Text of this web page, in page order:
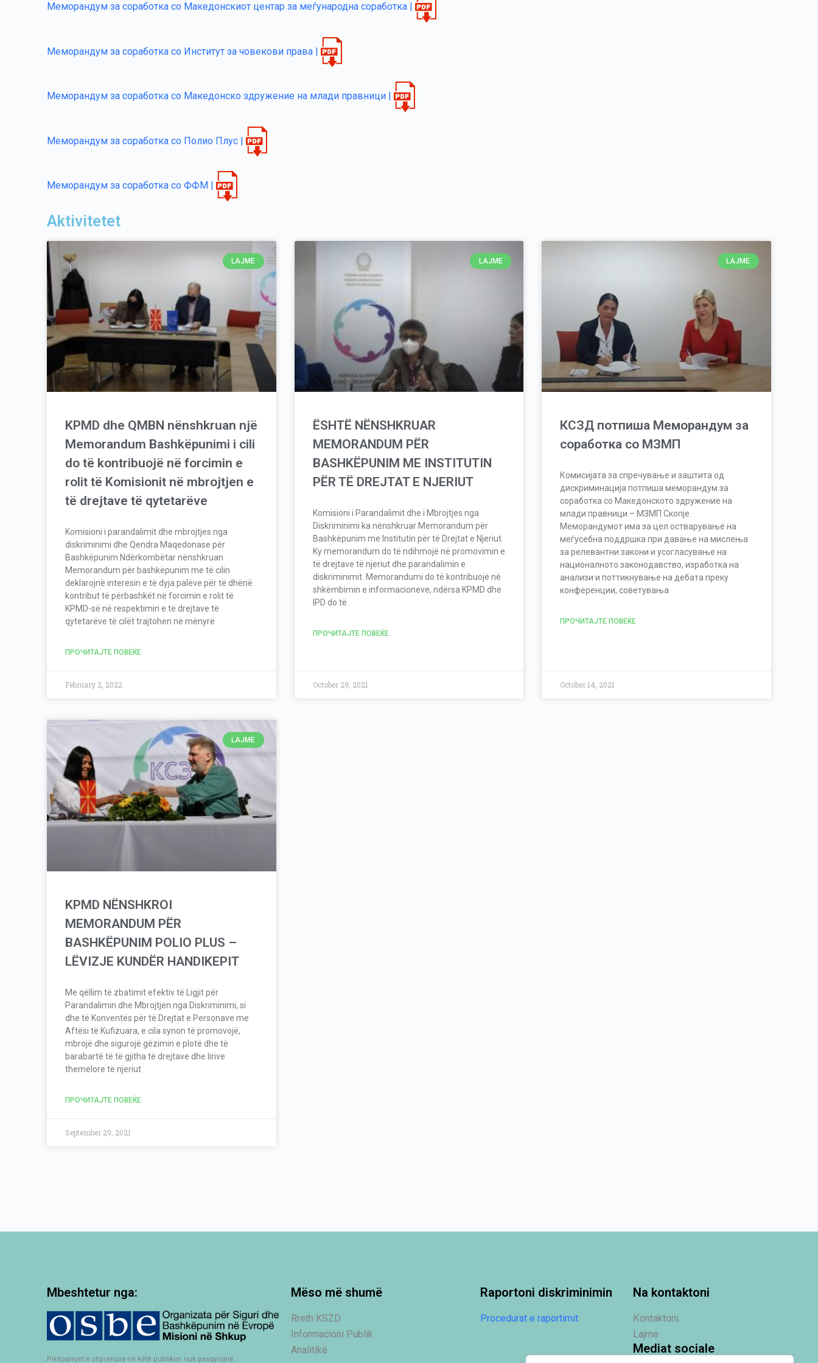
Меморандум за соработка со Македонскиот центар за меѓународна соработка |
Меморандум за соработка со Институт за човекови права |
Меморандум за соработка со Македонско здружение на млади правници |
Меморандум за соработка со Полио Плус |
Меморандум за соработка со ФФМ |
Aktivitetet
LAJME
KPMD dhe QMBN nënshkruan një
Memorandum Bashkëpunimi i cili
do të kontribuojë në forcimin e
rolit të Komisionit në mbrojtjen e
të drejtave të qytetarëve
Komisioni i parandalimit dhe mbrojtjes nga
diskriminimi dhe Qendra Maqedonase për
Bashkëpunim Ndërkombëtar nënshkruan
Memorandum për bashkëpunim me të cilin
deklarojnë interesin e të dyja palëve për të dhënë
kontribut të përbashkët në forcimin e rolit të
KPMD-së në respektimin e të drejtave të
qytetarëve të cilët trajtohen në mënyrë
ПРОЧИТАЈТЕ ПОВЕЌЕ
February 2, 2022
LAJME
ËSHTË NËNSHKRUAR
MEMORANDUM PËR
BASHKËPUNIM ME INSTITUTIN
PËR TË DREJTAT E NJERIUT
Komisioni i Parandalimit dhe i Mbrojtjes nga
Diskriminimi ka nënshkruar Memorandum për
Bashkëpunim me Institutin për të Drejtat e Njeriut.
Ky memorandum do të ndihmojë në promovimin e
të drejtave të njeriut dhe parandalimin e
diskriminimit. Memorandumi do të kontribuojë në
shkëmbimin e informacioneve, ndërsa KPMD dhe
IPD do të
ПРОЧИТАЈТЕ ПОВЕЌЕ
October 29, 2021
LAJME
КСЗД потпиша Меморандум за
соработка со МЗМП
Комисијата за спречување и заштита од
дискриминација потпиша меморандум за
соработка со Македонското здружение на
млади правници – МЗМП Скопје.
Меморандумот има за цел остварување на
меѓусебна поддршка при давање на мислења
за релевантни закони и усогласување на
националното законодавство, изработка на
анализи и поттикнување на дебата преку
конференции, советувања
ПРОЧИТАЈТЕ ПОВЕЌЕ
October 14, 2021
LAJME
KPMD NËNSHKROI
MEMORANDUM PËR
BASHKËPUNIM POLIO PLUS –
LËVIZJE KUNDËR HANDIKEPIT
Me qëllim të zbatimit efektiv të Ligjit për
Parandalimin dhe Mbrojtjen nga Diskriminimi, si
dhe të Konventës për të Drejtat e Personave me
Aftësi të Kufizuara, e cila synon të promovojë,
mbrojë dhe sigurojë gëzimin e plotë dhe të
barabartë të të gjitha të drejtave dhe lirive
themelore të njeriut
ПРОЧИТАЈТЕ ПОВЕЌЕ
September 29, 2021
Mbeshtetur nga:
Pikëpamjet e shprehura në këtë publikim nuk pasqyrojnë
Mëso më shumë
Rreth KSZD
Informacioni Publik
Analitikë
Raportoni diskriminimin
Procedurat e raportimit
Na kontaktoni
Кontaktoni
Lajme
Mediat sociale